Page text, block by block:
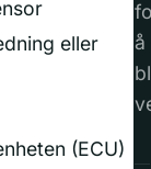
eller
(ECU)
å